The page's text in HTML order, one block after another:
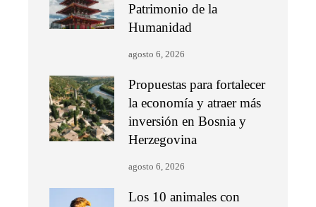
Patrimonio de la
Humanidad
agosto 6, 2026
Propuestas para fortalecer
la economía y atraer más
inversión en Bosnia y
Herzegovina
agosto 6, 2026
Los 10 animales con